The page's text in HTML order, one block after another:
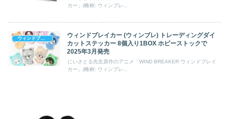
カー」(略称: ウィンブレ...
ウィンドブレイカー (ウィンブレ)
ウィンドブレイカー (ウィンブレ) トレーディングダイ
カットステッカー 8個入り1BOX ホビーストックで
2025年3月発売
にいさとる先生原作のアニメ「WIND BREAKER ウィンドブレイ
カー」(略称: ウィンブレ...